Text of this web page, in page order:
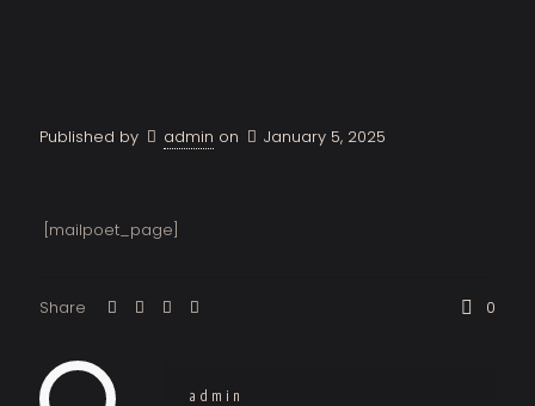
Published by admin on January 5, 2025
[mailpoet_page]
Share 0
admin